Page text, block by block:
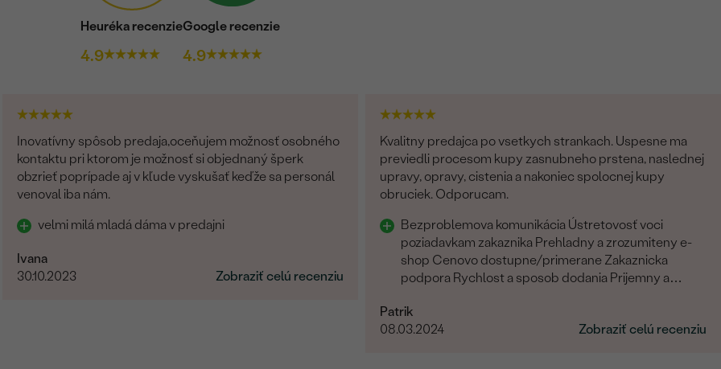
Heuréka recenzie
4.9
Google recenzie
4.9
Inovatívny spôsob predaja,oceňujem možnosť osobného
kontaktu pri ktorom je možnosť si objednaný šperk
obzrieť poprípade aj v kľude vyskušať keďže sa personál
venoval iba nám.
velmi milá mladá dáma v predajni
Ivana
30.10.2023
Zobraziť celú recenziu
Kvalitny predajca po vsetkych strankach. Uspesne ma
previedli procesom kupy zasnubneho prstena, naslednej
upravy, opravy, cistenia a nakoniec spolocnej kupy
obruciek. Odporucam.
Bezproblemova komunikácia Ústretovosť voci
poziadavkam zakaznika Prehladny a zrozumiteny e-
shop Cenovo dostupne/primerane Zakaznicka
podpora Rychlost a sposob dodania Prijemny a
Patrik
08.03.2024
Zobraziť celú recenziu